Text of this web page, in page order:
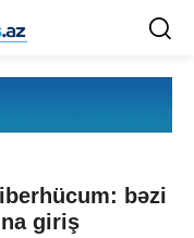
bəzi
giriş